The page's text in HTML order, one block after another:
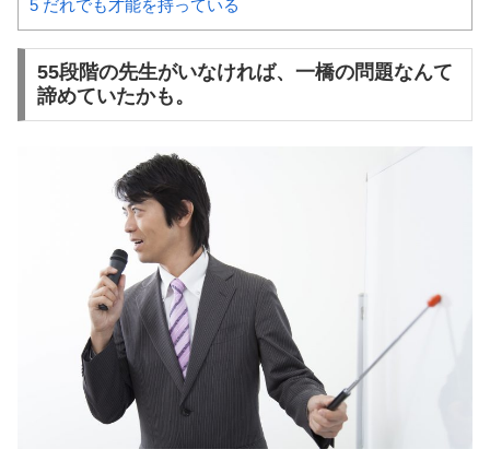
5 だれでも才能を持っている
55段階の先生がいなければ、一橋の問題なんて
諦めていたかも。